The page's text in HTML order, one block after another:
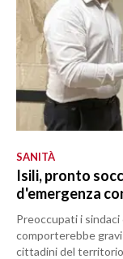
SANITÀ
Isili, pronto
d'emergenza
Preoccupati i sindaci
comporterebbe
cittadini del